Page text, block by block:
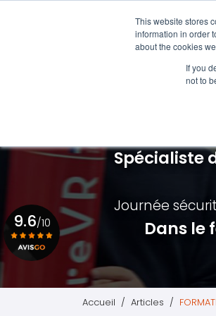
This website stores
information in order
about the cookies
If you
not to
Formation MAC SST -
Formation Premiers
Planning des formations
Spécialiste
Journée
Dans le
9.6/10
Accueil Articles